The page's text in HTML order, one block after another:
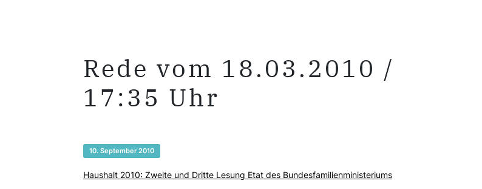
Rede vom 18.03.2010 /
17:35 Uhr
10. September 2010
Haushalt 2010: Zweite und Dritte Lesung Etat des Bundesfamilienministeriums